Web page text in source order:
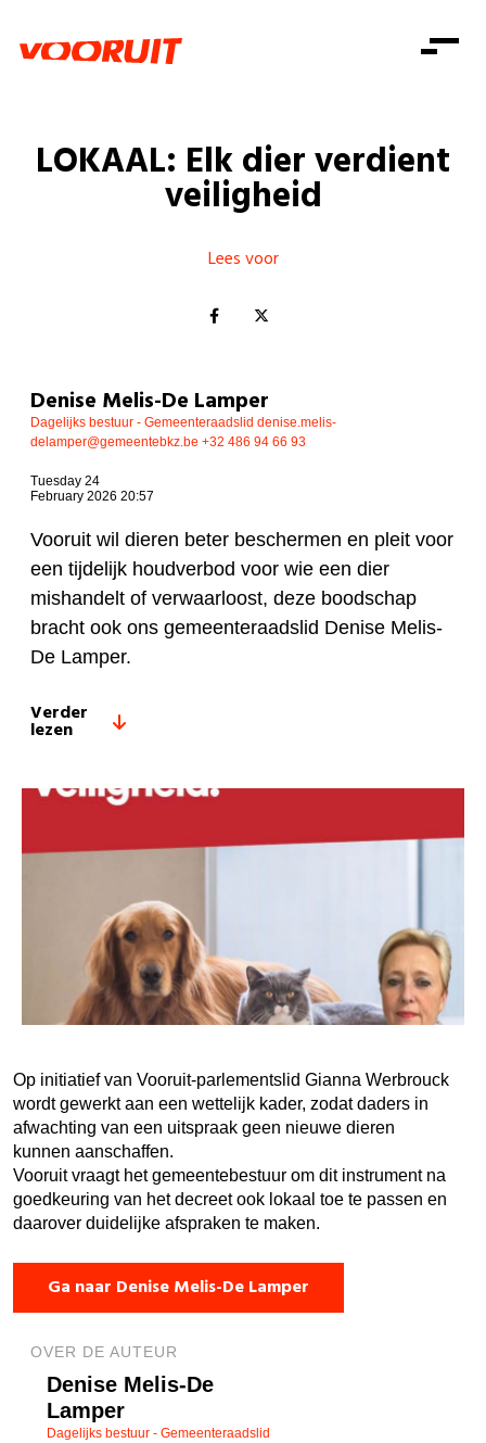
Zorg
Gelijke kansen
Welzijn
Consumentenbescherming
Kinderen en jongeren
Onze mensen
Standpunten
Vacatures
Doe mee
Doe mee
Word lid
Shop
Login
LOKAAL: Elk dier verdient
veiligheid
Lees voor
Denise Melis-De Lamper
Dagelijks bestuur - Gemeenteraadslid denise.melis-
delamper@gemeentebkz.be +32 486 94 66 93
Tuesday 24
February 2026 20:57
Vooruit wil dieren beter beschermen en pleit voor
een tijdelijk houdverbod voor wie een dier
mishandelt of verwaarloost, deze boodschap
bracht ook ons gemeenteraadslid Denise Melis-
De Lamper.
Verder
lezen
Op initiatief van Vooruit-parlementslid Gianna Werbrouck
wordt gewerkt aan een wettelijk kader, zodat daders in
afwachting van een uitspraak geen nieuwe dieren
kunnen aanschaffen.
Vooruit vraagt het gemeentebestuur om dit instrument na
goedkeuring van het decreet ook lokaal toe te passen en
daarover duidelijke afspraken te maken.
Ga naar Denise Melis-De Lamper
OVER DE AUTEUR
Denise Melis-De
Lamper
Dagelijks bestuur - Gemeenteraadslid